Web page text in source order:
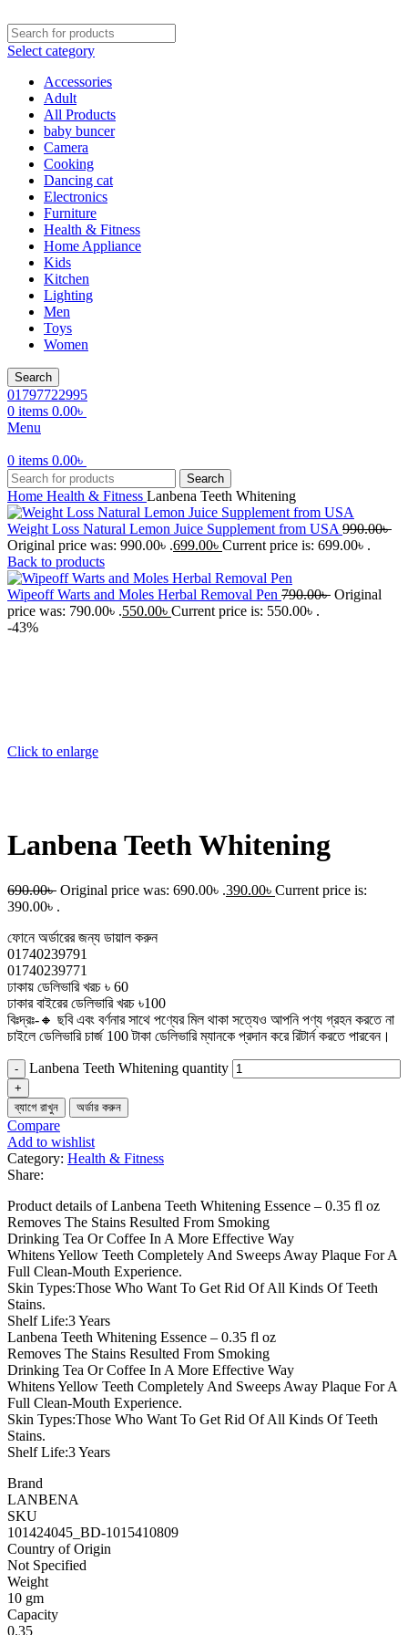
Select category
Accessories
Adult
All Products
baby buncer
Camera
Cooking
Dancing cat
Electronics
Furniture
Health & Fitness
Home Appliance
Kids
Kitchen
Lighting
Men
Toys
Women
Search
01797722995
0 items 0.00৳
Menu
0 items 0.00৳
Search
Home Health & Fitness Lanbena Teeth Whitening
Weight Loss Natural Lemon Juice Supplement from USA 990.00৳
Original price was: 990.00৳ .699.00৳ Current price is: 699.00৳ .
Back to products
Wipeoff Warts and Moles Herbal Removal Pen 790.00৳ Original
price was: 790.00৳ .550.00৳ Current price is: 550.00৳ .
-43%
Click to enlarge
Lanbena Teeth Whitening
690.00৳ Original price was: 690.00৳ .390.00৳ Current price is:
390.00৳ .
ফোনে অর্ডারের জন্য ডায়াল করুন
01740239791
01740239771
ঢাকায় ডেলিভারি খরচ ৳ 60
ঢাকার বাইরের ডেলিভারি খরচ ৳100
বিঃদ্রঃ-🔸 ছবি এবং বর্ণনার সাথে পণ্যের মিল থাকা সত্যেও আপনি পণ্য গ্রহন করতে না
চাইলে ডেলিভারি চার্জ 100 টাকা ডেলিভারি ম্যানকে প্রদান করে রিটার্ন করতে পারবেন।
Lanbena Teeth Whitening quantity
ব্যাগে রাখুন অর্ডার করুন
Compare
Add to wishlist
Category: Health & Fitness
Share:
Product details of Lanbena Teeth Whitening Essence – 0.35 fl oz
Removes The Stains Resulted From Smoking
Drinking Tea Or Coffee In A More Effective Way
Whitens Yellow Teeth Completely And Sweeps Away Plaque For A
Full Clean-Mouth Experience.
Skin Types:Those Who Want To Get Rid Of All Kinds Of Teeth
Stains.
Shelf Life:3 Years
Lanbena Teeth Whitening Essence – 0.35 fl oz
Removes The Stains Resulted From Smoking
Drinking Tea Or Coffee In A More Effective Way
Whitens Yellow Teeth Completely And Sweeps Away Plaque For A
Full Clean-Mouth Experience.
Skin Types:Those Who Want To Get Rid Of All Kinds Of Teeth
Stains.
Shelf Life:3 Years
Brand
LANBENA
SKU
101424045_BD-1015410809
Country of Origin
Not Specified
Weight
10 gm
Capacity
0.35